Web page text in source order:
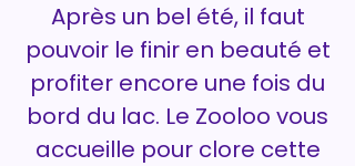
Après un bel été, il faut
pouvoir le finir en beauté et
profiter encore une fois du
bord du lac. Le Zooloo vous
accueille pour clore cette